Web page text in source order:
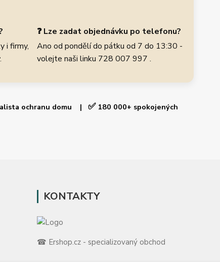
i firmy,
❓ Lze zadat objednávku po telefonu?
Ano od pondělí do pátku od 7 do 13:30 -
volejte naši linku 728 007 997 .
ochranu domu | ✅180 000+ spokojených
KONTAKTY
☎ Ershop.cz - specializovaný obchod